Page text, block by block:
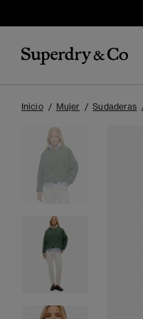
Inicio Mujer Sudaderas